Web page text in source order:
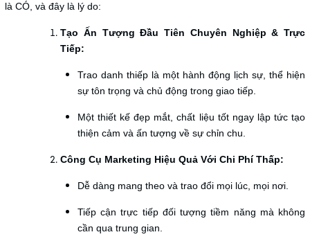
là CÓ, và đây là lý do:
Tạo Ấn Tượng Đầu Tiên Chuyên Nghiệp & Trực
Tiếp:
Trao danh thiếp là một hành động lịch sự, thể hiện
sự tôn trọng và chủ động trong giao tiếp.
Một thiết kế đẹp mắt, chất liệu tốt ngay lập tức tạo
thiện cảm và ấn tượng về sự chỉn chu.
Công Cụ Marketing Hiệu Quả Với Chi Phí Thấp:
Dễ dàng mang theo và trao đổi mọi lúc, mọi nơi.
Tiếp cận trực tiếp đối tượng tiềm năng mà không
cần qua trung gian.